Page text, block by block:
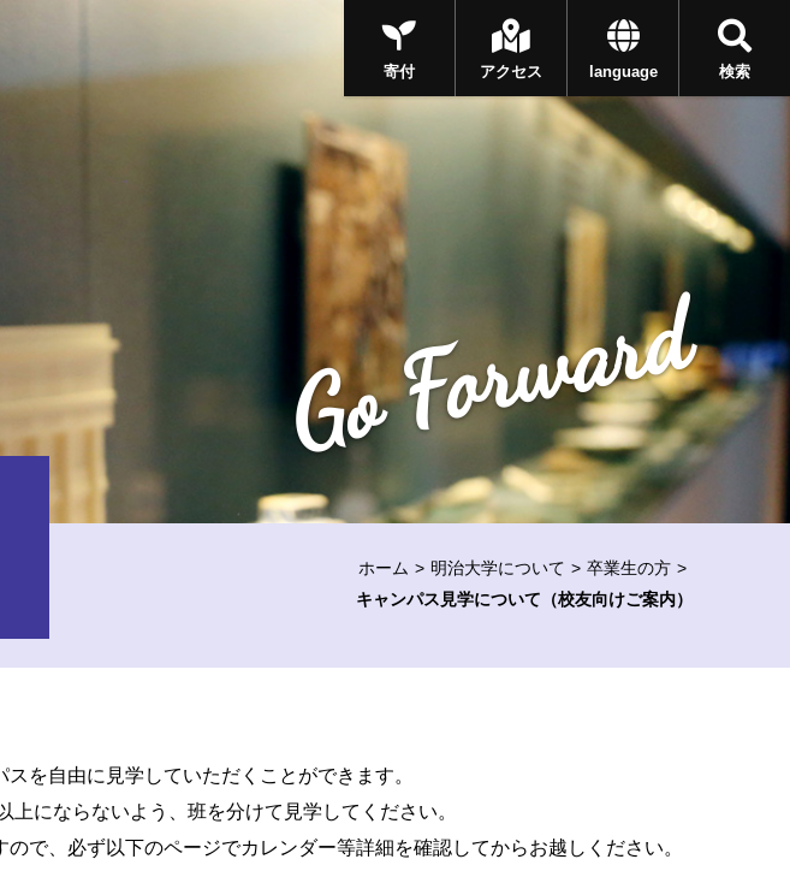
検索
language
アクセス
寄付
Go Forward
ホーム 明治大学について
卒業生の方
キャンパス見学について（校友向けご案内）
を自由に見学していただくことができます。
にならないよう、班を分けて見学してください。
で、必ず以下のページでカレンダー等詳細を確認してからお越しください。